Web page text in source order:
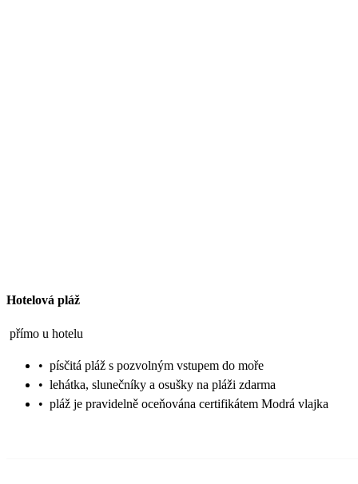
Hotelová pláž
přímo u hotelu
• písčitá pláž s pozvolným vstupem do moře
• lehátka, slunečníky a osušky na pláži zdarma
• pláž je pravidelně oceňována certifikátem Modrá vlajka